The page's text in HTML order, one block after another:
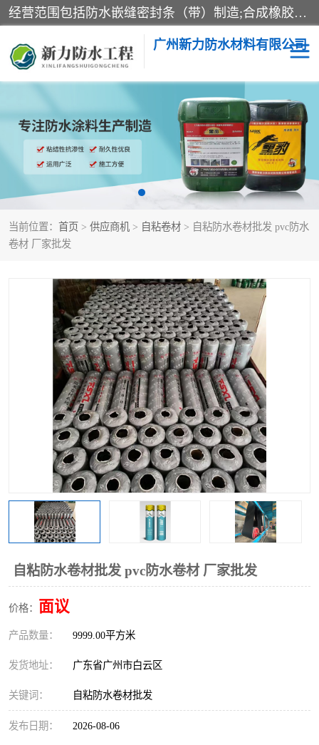
经营范围包括防水嵌缝密封条（带）制造;合成橡胶制造（监控化学品、危险化学品除外）;沥青混合物制造;防水胶粘带制造;其他合成材料制造（监控化学品、危险化学品除外）;涂料制造（监控化学品、危险化学品除外）;建筑结构防水补漏;防水建筑材料制造;粘合剂制造（监控化学品、危险化学品除外）;涂料零售;广州新力防水材料有限公司具有1处分支机构。
广州新力防水材料有限公司
当前位置： 首页 > 供应商机 > 自粘卷材 > 自粘防水卷材批发 pvc防水
卷材 厂家批发
自粘防水卷材批发 pvc防水卷材 厂家批发
价格： 面议
产品数量： 9999.00平方米
发货地址： 广东省广州市白云区
关键词： 自粘防水卷材批发
发布日期： 2026-08-06
黑豹防水胶 建筑108胶水
乳化沥青防水涂料 自粘卷材
非固化橡胶防水涂料